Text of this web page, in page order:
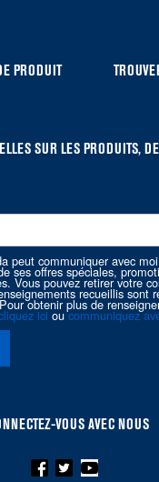
PRODUIT
SUR LES PRODUITS,
peut communiquer avec
ses offres spéciales,
Vous pouvez retirer votre
recueillis sont
obtenir plus de
icioucommuniquez
VOUS AVEC NOUS